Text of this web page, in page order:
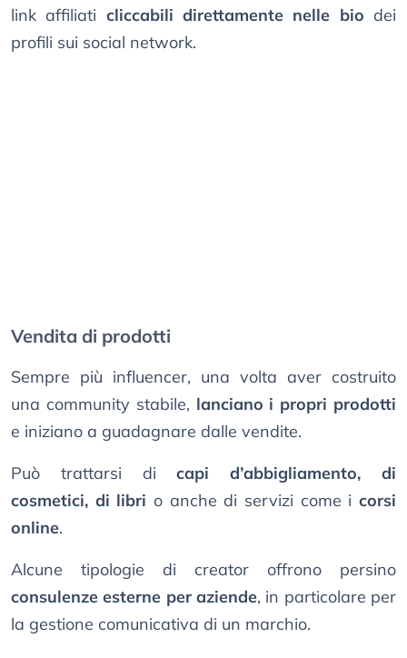
link affiliati cliccabili direttamente nelle bio dei
profili sui social network.
Vendita di prodotti
Sempre più influencer, una volta aver costruito
una community stabile, lanciano i propri prodotti
e iniziano a guadagnare dalle vendite.
Può trattarsi dicapi d’abbigliamento, di
cosmetici, di libri o anche di servizi come icorsi
online.
Alcune tipologie di creator offrono persino
consulenze esterne per aziende, in particolare per
la gestione comunicativa di un marchio.